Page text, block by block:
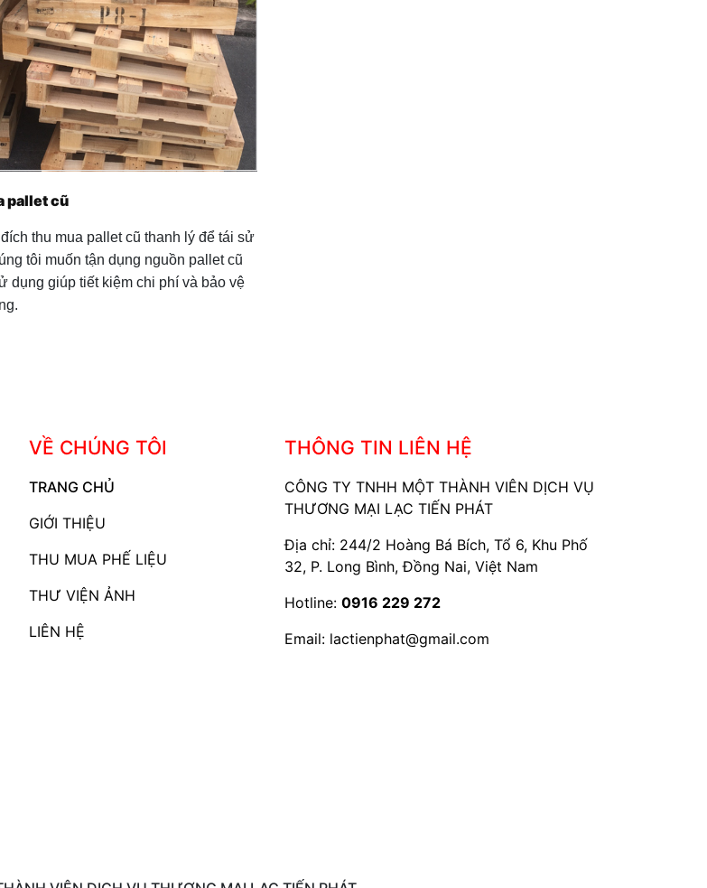
pallet cũ
thu mua pallet cũ thanh lý để tái sử
tôi muốn tận dụng nguồn pallet cũ
dụng giúp tiết kiệm chi phí và bảo vệ
VỀ CHÚNG TÔI
TRANG CHỦ
GIỚI THIỆU
THU MUA PHẾ LIỆU
THƯ VIỆN ẢNH
LIÊN HỆ
THÔNG TIN LIÊN HỆ
CÔNG TY TNHH MỘT THÀNH VIÊN DỊCH VỤ
THƯƠNG MẠI LẠC TIẾN PHÁT
Địa chỉ: 244/2 Hoàng Bá Bích, Tổ 6, Khu Phố
32, P. Long Bình, Đồng Nai, Việt Nam
Hotline: 0916 229 272
Email: lactienphat@gmail.com